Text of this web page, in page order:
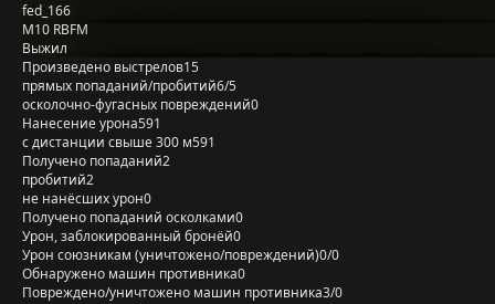
fed_166
M10 RBFM
Выжил
Произведено выстрелов15
прямых попаданий/пробитий6/5
осколочно-фугасных повреждений0
Нанесение урона591
с дистанции свыше 300 м591
Получено попаданий2
пробитий2
не нанёсших урон0
Получено попаданий осколками0
Урон, заблокированный бронёй0
Урон союзникам (уничтожено/повреждений)0/0
Обнаружено машин противника0
Повреждено/уничтожено машин противника3/0